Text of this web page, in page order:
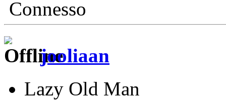
Connesso
jooliaan
Lazy Old Man